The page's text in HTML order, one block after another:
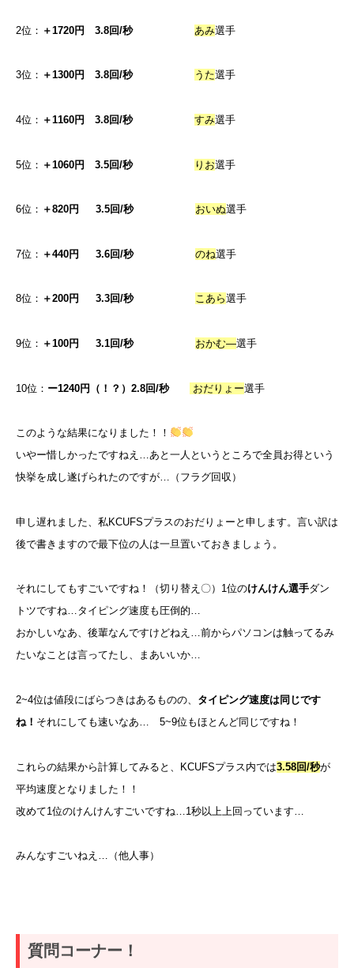
2位： ＋1720円 3.8回/秒 あみ選手
3位： ＋1300円 3.8回/秒 うた選手
4位： ＋1160円 3.8回/秒 すみ選手
5位： ＋1060円 3.5回/秒 りお選手
6位： ＋820円 3.5回/秒 おいぬ選手
7位： ＋440円 3.6回/秒 のね選手
8位： ＋200円 3.3回/秒 こあら選手
9位： ＋100円 3.1回/秒 おかむ―選手
10位： ー1240円（！？）2.8回/秒 おだりょー選手
このような結果になりました！！
いやー惜しかったですねえ…あと一人というところで全員お得という
快挙を成し遂げられたのですが…（フラグ回収）
申し遅れました、私KCUFSプラスのおだりょーと申します。言い訳は
後で書きますので最下位の人は一旦置いておきましょう。
それにしてもすごいですね！（切り替え〇）1位のけんけん選手ダン
トツですね…タイピング速度も圧倒的…
おかしいなあ、後輩なんですけどねえ…前からパソコンは触ってるみ
たいなことは言ってたし、まあいいか…
2~4位は値段にばらつきはあるものの、 タイピング速度は同じです
ね！ それにしても速いなあ… 5~9位もほとんど同じですね！
これらの結果から計算してみると、KCUFSプラス内では3.58回/秒が
平均速度となりました！！
改めて1位のけんけんすごいですね…1秒以上上回っています…
みんなすごいねえ…（他人事）
質問コーナー！